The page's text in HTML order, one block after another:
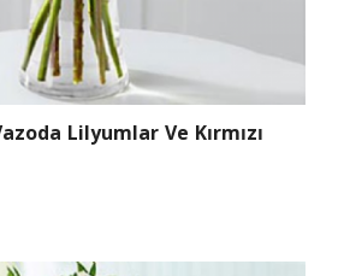
Lilyumlar Ve Kırmızı